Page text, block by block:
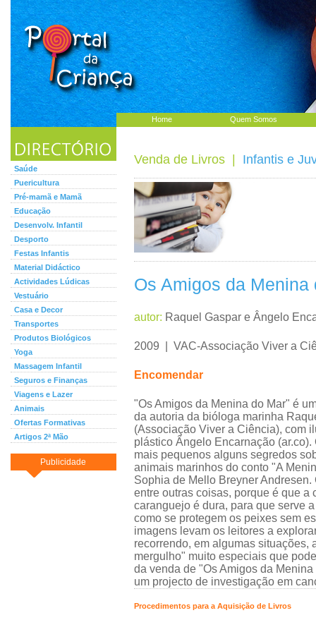
Home Quem Somos
Saúde
Puericultura
Pré-mamã e Mamã
Educação
Desenvolv. Infantil
Desporto
Festas Infantis
Material Didáctico
Actividades Lúdicas
Vestuário
Casa e Decor
Transportes
Produtos Biológicos
Yoga
Massagem Infantil
Seguros e Finanças
Viagens e Lazer
Animais
Ofertas Formativas
Artigos 2ª Mão
Publicidade
Venda de Livros Infantis e
Os Amigos da Menina
autor: Raquel Gaspar e Ângelo
2009 | VAC-Associação Viver a
Encomendar
"Os Amigos da Menina do Mar" é
da autoria da bióloga marinha
(Associação Viver a Ciência), com
plástico Ângelo Encarnação
mais pequenos alguns segredos
animais marinhos do conto "A
Sophia de Mello Breyner Andresen.
entre outras coisas, porque é que a
caranguejo é dura, para que serve
como se protegem os peixes sem
imagens levam os leitores a
recorrendo, em algumas situações,
mergulho" muito especiais que
da venda de "Os Amigos da
um projecto de investigação em
Procedimentos para a Aquisição de Livros